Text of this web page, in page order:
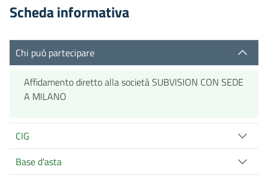
Scheda informativa
Chi può partecipare
Affidamento diretto alla società SUBVISION CON SEDE
A MILANO
CIG
Base d'asta